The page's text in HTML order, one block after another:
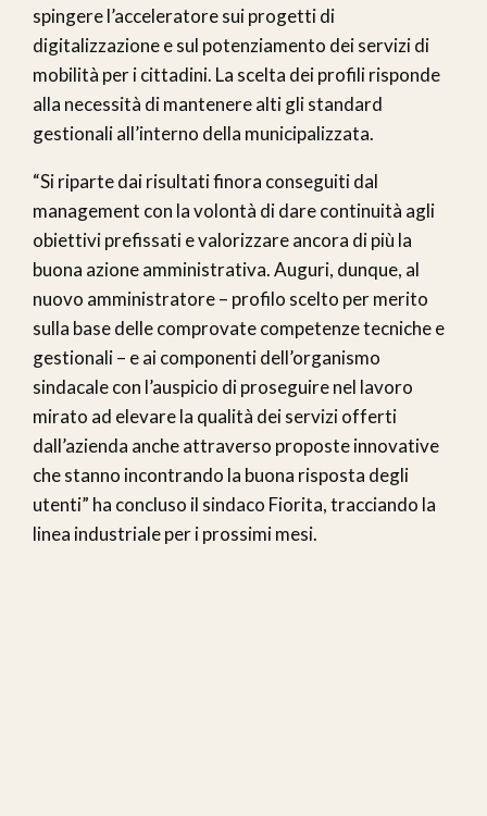
spingere l’acceleratore sui progetti di
digitalizzazione e sul potenziamento dei servizi di
mobilità per i cittadini. La scelta dei profili risponde
alla necessità di mantenere alti gli standard
gestionali all’interno della municipalizzata.
“Si riparte dai risultati finora conseguiti dal
management con la volontà di dare continuità agli
obiettivi prefissati e valorizzare ancora di più la
buona azione amministrativa. Auguri, dunque, al
nuovo amministratore – profilo scelto per merito
sulla base delle comprovate competenze tecniche e
gestionali – e ai componenti dell’organismo
sindacale con l’auspicio di proseguire nel lavoro
mirato ad elevare la qualità dei servizi offerti
dall’azienda anche attraverso proposte innovative
che stanno incontrando la buona risposta degli
utenti” ha concluso il sindaco Fiorita, tracciando la
linea industriale per i prossimi mesi.